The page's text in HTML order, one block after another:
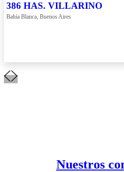
386 HAS. VILLARINO
Bahía Blanca, Buenos Aires
Nuestros